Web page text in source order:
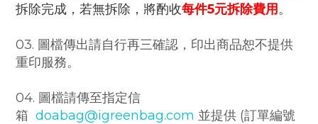
拆除完成，若無拆除，將酌收每件5元拆除費用。
03. 圖檔傳出請自行再三確認，印出商品恕不提供
重印服務。
04. 圖檔請傳至指定信
箱 doabag@igreenbag.com 並提供 (訂單編號